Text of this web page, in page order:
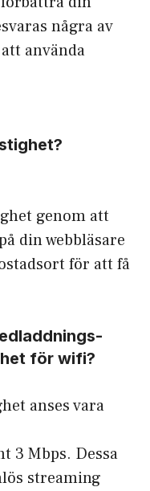
några av
använda
genom att
din webbläsare
för att få
för wifi?
anses vara
3 Mbps. Dessa
streaming